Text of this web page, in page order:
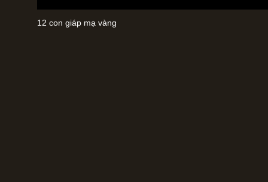
12 con giáp mạ vàng